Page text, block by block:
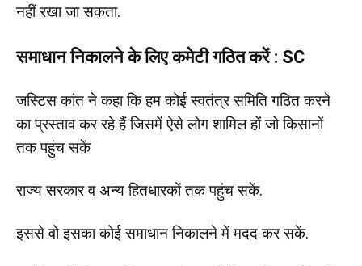
नहीं रखा जा सकता.
समाधान निकालने के लिए कमेटी गठित करें : SC
जस्टिस कांत ने कहा कि हम कोई स्वतंत्र समिति गठित करने
का प्रस्ताव कर रहे हैं जिसमें ऐसे लोग शामिल हों जो किसानों
तक पहुंच सकें
राज्य सरकार व अन्य हितधारकों तक पहुंच सकें.
इससे वो इसका कोई समाधान निकालने में मदद कर सकें.